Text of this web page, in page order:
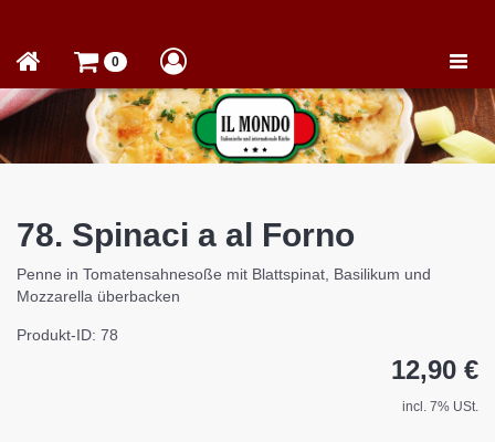
Toggle
0
78. Spinaci a al Forno
Penne in Tomatensahnesoße mit Blattspinat, Basilikum und
Mozzarella überbacken
Produkt-ID: 78
12,90 €
incl. 7% USt.